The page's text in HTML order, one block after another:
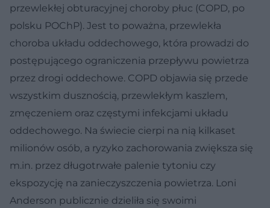
przewlekłej obturacyjnej choroby płuc (COPD, po
polsku POChP). Jest to poważna, przewlekła
choroba układu oddechowego, która prowadzi do
postępującego ograniczenia przepływu powietrza
przez drogi oddechowe. COPD objawia się przede
wszystkim dusznością, przewlekłym kaszlem,
zmęczeniem oraz częstymi infekcjami układu
oddechowego. Na świecie cierpi na nią kilkaset
milionów osób, a ryzyko zachorowania zwiększa się
m.in. przez długotrwałe palenie tytoniu czy
ekspozycję na zanieczyszczenia powietrza. Loni
Anderson publicznie dzieliła się swoimi